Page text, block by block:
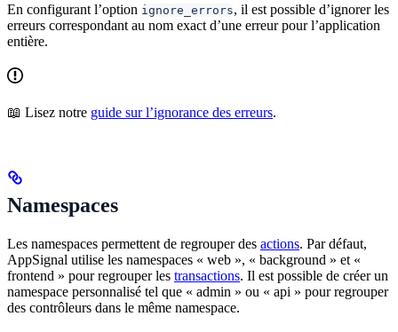
En configurant l’option ignore_errors, il est possible d’ignorer les
erreurs correspondant au nom exact d’une erreur pour l’application
entière.
📖 Lisez notre guide sur l’ignorance des erreurs.
Namespaces
Les namespaces permettent de regrouper des actions. Par défaut,
AppSignal utilise les namespaces « web », « background » et «
frontend » pour regrouper les transactions. Il est possible de créer un
namespace personnalisé tel que « admin » ou « api » pour regrouper
des contrôleurs dans le même namespace.